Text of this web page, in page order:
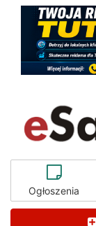
Ogłoszenia